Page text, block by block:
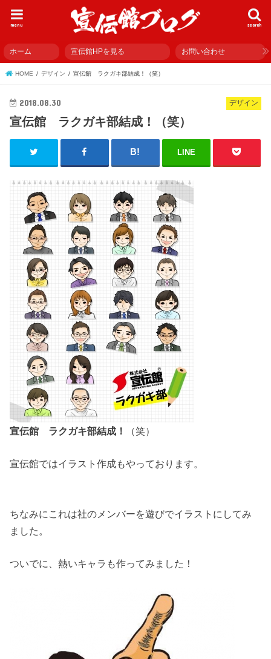
search
menu
ホーム 宣伝館HPを見る お問い合わせ
HOME デザイン 宣伝館 ラクガキ部結成！（笑）
デザイン
2018.08.30
宣伝館 ラクガキ部結成！（笑）
LINE
宣伝館 ラクガキ部結成！ （笑）
宣伝館ではイラスト作成もやっております。
ちなみにこれは社のメンバーを遊びでイラストにしてみ
ました。
ついでに、熱いキャラも作ってみました！